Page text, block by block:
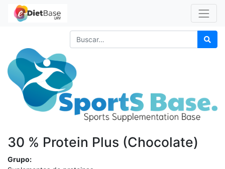
30 % Protein Plus (Chocolate)
Grupo: